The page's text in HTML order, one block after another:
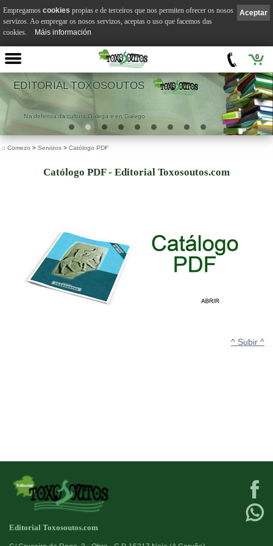
0
EDITORIAL TOXOSOUTOS
Na defensa da cultura Galega e en Galego
:: Comezo > Servizos > Católogo PDF
Católogo PDF - Editorial Toxosoutos.com
^ Subir ^
Editorial Toxosoutos.com
Aceptar
Empregamos cookies propias e de terceiros que nos permiten ofrecer os nosos
servizos. Ao empregar os nosos servizos, aceptas o uso que facemos das
cookies.
Máis información